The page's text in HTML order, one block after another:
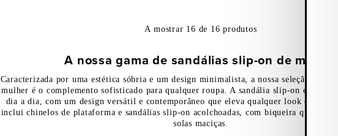
A mostrar 16 de 16 produtos
A nossa gama de sandálias slip-on de mulher
Caracterizada por uma estética sóbria e um design minimalista, a nossa seleção de
mulher é o complemento sofisticado para qualquer roupa. A sandália slip-on é a nova
dia a dia, com um design versátil e contemporâneo que eleva qualquer look de verão.
inclui chinelos de plataforma e sandálias slip-on acolchoadas, com biqueira quadrada,
solas maciças.